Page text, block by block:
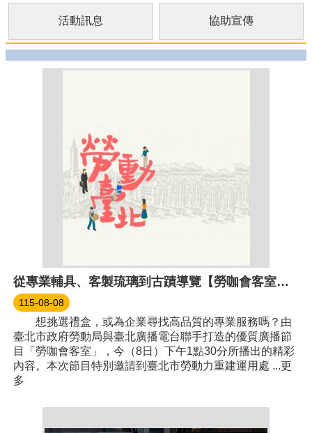
活動訊息 協助宣傳
從專業輔具、客製琉璃到古蹟導覽【勞咖會客室】帶您認識臺北市庇護工場！
115-08-08
想挑選禮盒，或為企業尋找高品質的專業服務嗎？由
臺北市政府勞動局與臺北廣播電台聯手打造的優質廣播節
目「勞咖會客室」，今（8日）下午1點30分所播出的精彩
內容。本次節目特別邀請到臺北市勞動力重建運用處 ...更
多